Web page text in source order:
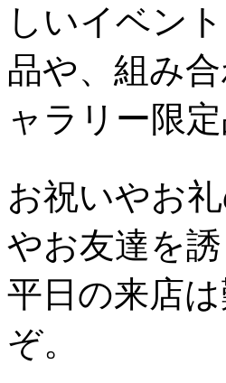
しいイベン
品や、組み
ャラリー限
お祝いやお
やお友達を
平日の来店
ぞ。